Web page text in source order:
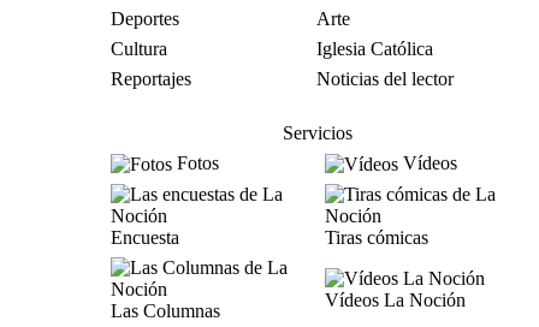
Deportes
Arte
Cultura
Iglesia Católica
Reportajes
Noticias del lector
Servicios
Fotos
Vídeos
Encuesta Tiras cómicas
Las Columnas
Vídeos La Noción